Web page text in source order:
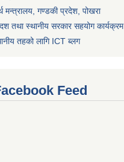
मन्त्रालय, गण्डकी प्रदेश, पोखरा
तथा स्थानीय सरकार सहयोग कार्यक्रम
तहको लागि ICT ब्लग
Feed